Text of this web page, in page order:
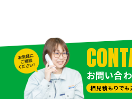
お問い合
相見積もりでも